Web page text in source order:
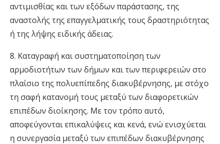
αντιμισθίας και των εξόδων παράστασης, της
αναστολής της επαγγελματικής τους δραστηριότητας
ή της λήψης ειδικής άδειας.
8. Καταγραφή και συστηματοποίηση των
αρμοδιοτήτων των δήμων και των περιφερειών στο
πλαίσιο της πολυεπίπεδης διακυβέρνησης, με στόχο
τη σαφή κατανομή τους μεταξύ των διαφορετικών
επιπέδων διοίκησης. Με τον τρόπο αυτό,
αποφεύγονται επικαλύψεις και κενά, ενώ ενισχύεται
η συνεργασία μεταξύ των επιπέδων διακυβέρνησης